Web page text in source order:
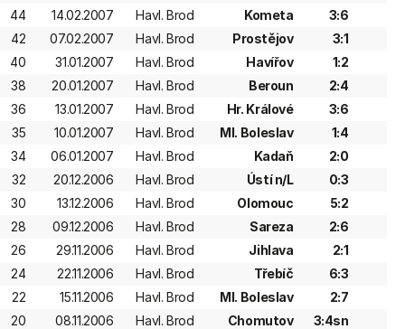
44
14.02.2007 Havl. Brod Kometa
3:6
42
07.02.2007 Havl. Brod Prostějov
3:1
40
31.01.2007 Havl. Brod Havířov
1:2
38
20.01.2007 Havl. Brod Beroun
2:4
36
13.01.2007 Havl. Brod Hr. Králové
3:6
35
10.01.2007 Havl. Brod Ml. Boleslav
1:4
34
06.01.2007 Havl. Brod Kadaň
2:0
32
20.12.2006 Havl. Brod Ústí n/L
0:3
30
13.12.2006 Havl. Brod Olomouc
5:2
28
09.12.2006 Havl. Brod Sareza
2:6
26
29.11.2006 Havl. Brod Jihlava
2:1
24
22.11.2006 Havl. Brod Třebíč
6:3
22
15.11.2006 Havl. Brod Ml. Boleslav
2:7
20
08.11.2006 Havl. Brod Chomutov
3:4sn